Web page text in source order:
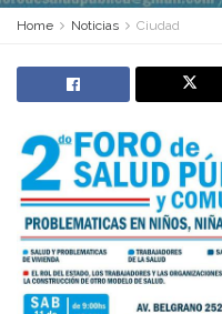
Home Noticias Ciudad